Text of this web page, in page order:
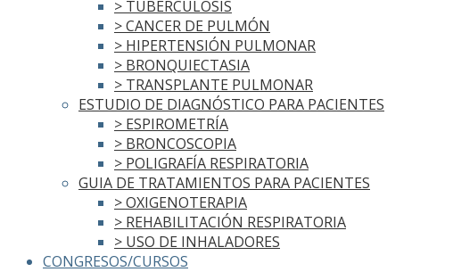
> TUBERCULOSIS
> CANCER DE PULMÓN
> HIPERTENSIÓN PULMONAR
> BRONQUIECTASIA
> TRANSPLANTE PULMONAR
ESTUDIO DE DIAGNÓSTICO PARA PACIENTES
> ESPIROMETRÍA
> BRONCOSCOPIA
> POLIGRAFÍA RESPIRATORIA
GUIA DE TRATAMIENTOS PARA PACIENTES
> OXIGENOTERAPIA
> REHABILITACIÓN RESPIRATORIA
> USO DE INHALADORES
CONGRESOS/CURSOS